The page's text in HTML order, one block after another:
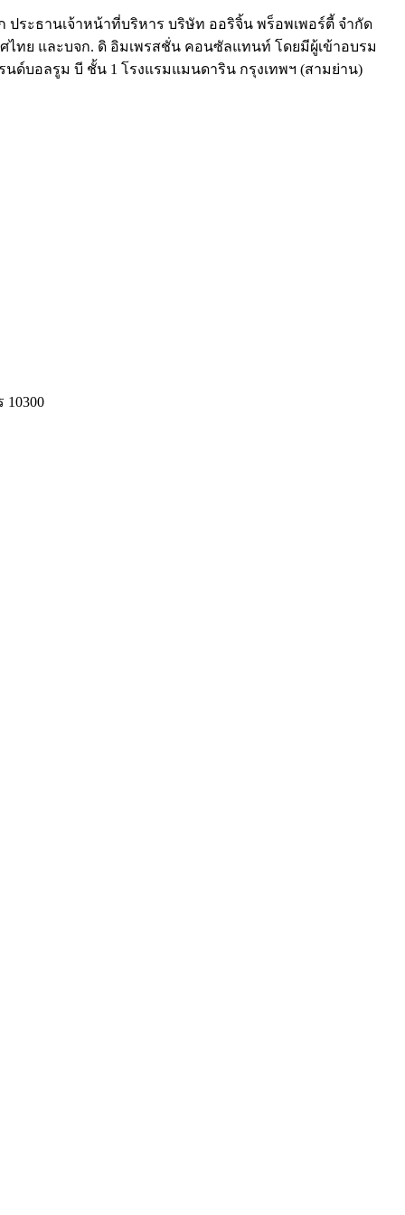
ระธานเจ้าหน้าที่บริหาร บริษัท ออริจิ้น พร็อพเพอร์ตี้ จำกัด
ศไทย และบจก. ดิ อิมเพรสชั่น คอนซัลแทนท์ โดยมีผู้เข้าอบรม
ด์บอลรูม บี ชั้น 1 โรงแรมแมนดาริน กรุงเทพฯ (สามย่าน)